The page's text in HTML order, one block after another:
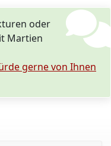
oder
Martien
gerne von Ihnen